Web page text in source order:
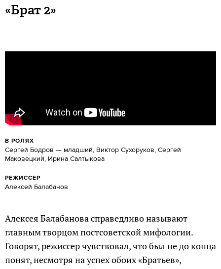
«Брат 2»
В РОЛЯХ
Сергей Бодров — младший, Виктор Сухоруков, Сергей
Маковецкий, Ирина Салтыкова
РЕЖИССЕР
Алексей Балабанов
Алексея Балабанова справедливо называют
главным творцом постсоветской мифологии.
Говорят, режиссер чувствовал, что был не до конца
понят, несмотря на успех обоих «Братьев»,